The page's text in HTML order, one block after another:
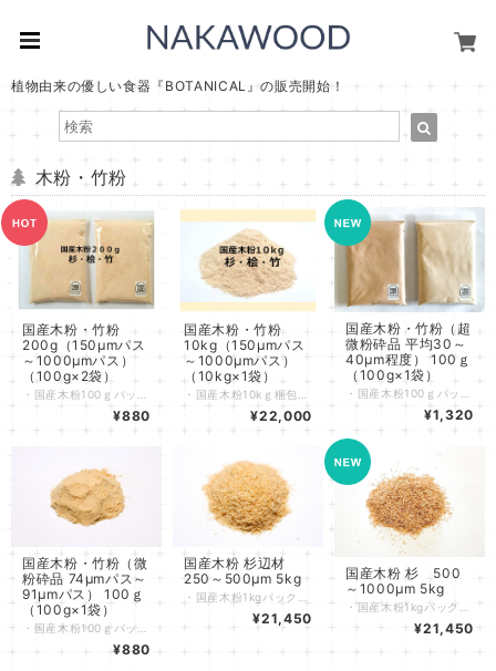
植物由来の優しい食器『BOTANICAL』の販売開始！
木粉・竹粉
国産木粉・竹粉
200g（150μmパス
～1000μmパス）
（100g×2袋）
¥880
国産木粉・竹粉
10kg（150μmパス
～1000μmパス）
（10kg×1袋）
¥22,000
国産木粉・竹粉（超
微粉砕品 平均30～
40μm程度） 100ｇ
（100g×1袋）
¥1,320
国産木粉・竹粉（微
粉砕品 74μmパス～
91μmパス） 100ｇ
（100g×1袋）
¥880
国産木粉 杉辺材
250～500μm 5kg
¥21,450
国産木粉 杉 500
～1000μm 5kg
¥21,450